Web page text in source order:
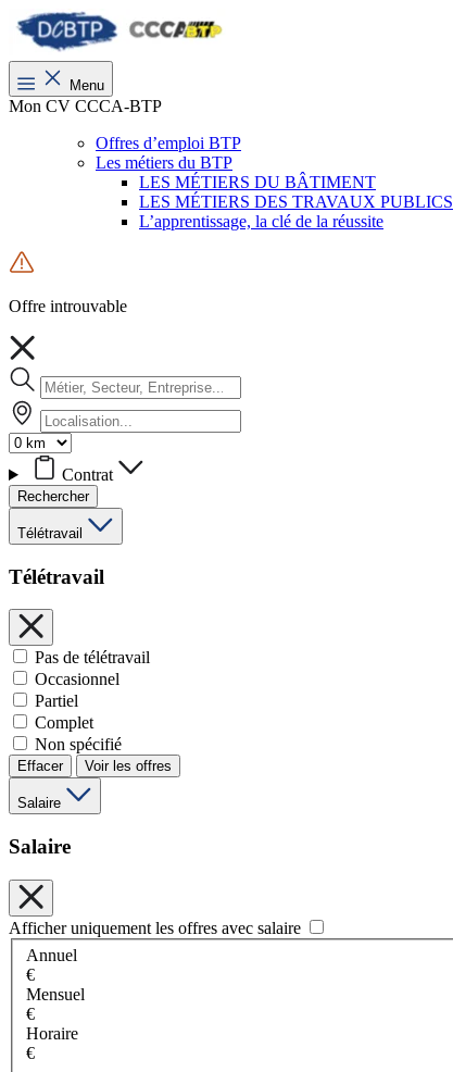
Menu
Mon CV CCCA-BTP
Offres d’emploi BTP
Les métiers du BTP
LES MÉTIERS DU BÂTIMENT
LES MÉTIERS DES TRAVAUX PUBLICS
L’apprentissage, la clé de la réussite
Offre introuvable
Contrat
Rechercher
Télétravail
Télétravail
Pas de télétravail
Occasionnel
Partiel
Complet
Non spécifié
Effacer Voir les offres
Salaire
Salaire
Afficher uniquement les offres avec salaire
Annuel
€
Mensuel
€
Horaire
€